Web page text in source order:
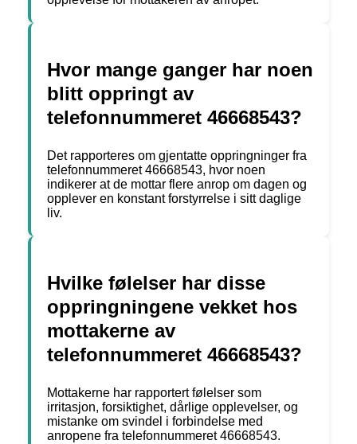
Hvor mange ganger har noen
blitt oppringt av
telefonnummeret 46668543?
Det rapporteres om gjentatte oppringninger fra
telefonnummeret 46668543, hvor noen
indikerer at de mottar flere anrop om dagen og
opplever en konstant forstyrrelse i sitt daglige
liv.
Hvilke følelser har disse
oppringningene vekket hos
mottakerne av
telefonnummeret 46668543?
Mottakerne har rapportert følelser som
irritasjon, forsiktighet, dårlige opplevelser, og
mistanke om svindel i forbindelse med
anropene fra telefonnummeret 46668543.